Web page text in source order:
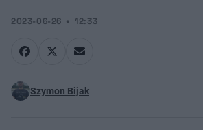
2023-06-26 12:33
Szymon Bijak